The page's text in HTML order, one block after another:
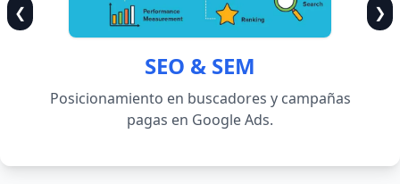
SEO & SEM
Posicionamiento en buscadores y campañas
pagas en Google Ads.
❮ ❯